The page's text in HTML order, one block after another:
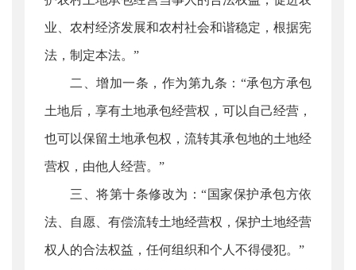
业、农村经济发展和农村社会和谐稳定，根据宪
法，制定本法。”
二、增加一条，作为第九条：“承包方承包
土地后，享有土地承包经营权，可以自己经营，
也可以保留土地承包权，流转其承包地的土地经
营权，由他人经营。”
三、将第十条修改为：“国家保护承包方依
法、自愿、有偿流转土地经营权，保护土地经营
权人的合法权益，任何组织和个人不得侵犯。”